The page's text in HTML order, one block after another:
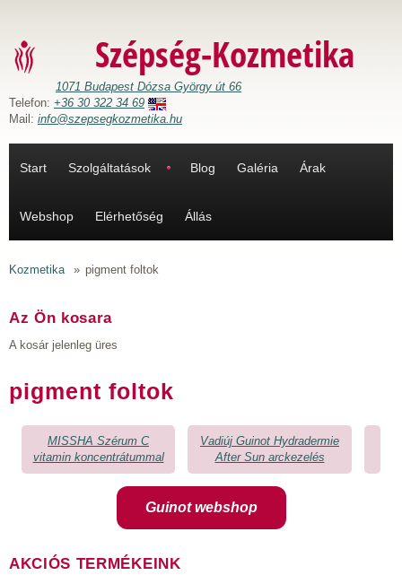
Szépség-Kozmetika
1071 Budapest Dózsa György út 66
Telefon: +36 30 322 34 69
Mail: info@szepsegkozmetika.hu
Start Szolgáltatások Blog Galéria Árak
Webshop Elérhetőség Állás
Kozmetika » pigment foltok
Az Ön kosara
A kosár jelenleg üres
pigment foltok
MISSHA Szérum C
vitamin koncentrátummal
Vadiúj Guinot Hydradermie
After Sun arckezelés
Guinot webshop
AKCIÓS TERMÉKEINK